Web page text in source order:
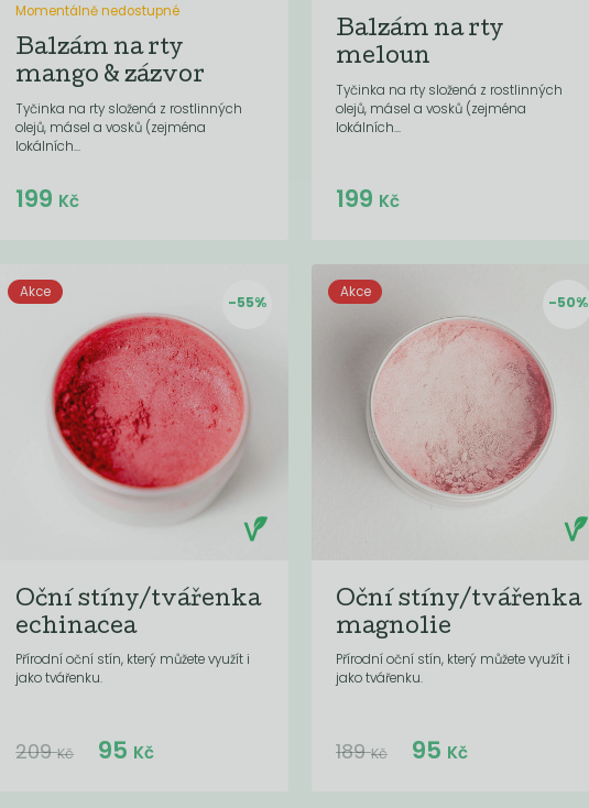
Momentálně nedostupné
Balzám na rty
mango & zázvor
Tyčinka na rty složená z rostlinných
olejů, másel a vosků (zejména
lokálních...
199 Kč
Balzám na rty
meloun
Tyčinka na rty složená z rostlinných
olejů, másel a vosků (zejména
lokálních...
Do košíku:
199 Kč
Akce
-55%
Oční stíny/tvářenka
echinacea
Přírodní oční stín, který můžete využít i
jako tvářenku.
Do košíku:
209Kč 95 Kč
Akce
-50%
Oční stíny/tvářenka
magnolie
Přírodní oční stín, který můžete využít i
jako tvářenku.
Do košíku:
189Kč 95 Kč